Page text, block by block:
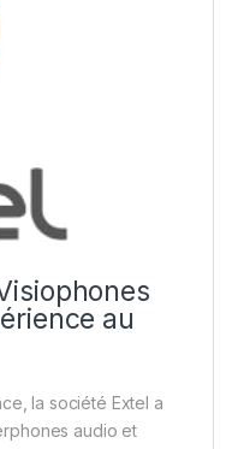
au
la société Extel a
audio et